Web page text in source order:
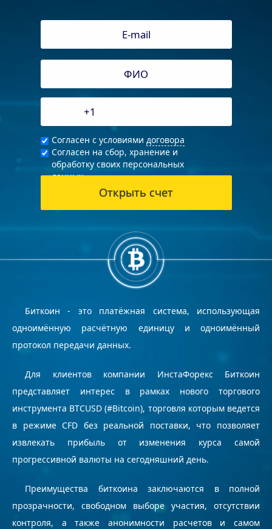
Согласен с условиями договора
Согласен на сбор, хранение и
обработку своих персональных
данных
Биткоин - это платёжная система, использующая
одноимённую расчётную единицу и одноимённый
протокол передачи данных.
Для клиентов компании ИнстаФорекс Биткоин
представляет интерес в рамках нового торгового
инструмента BTCUSD (#Bitcoin), торговля которым ведется
в режиме CFD без реальной поставки, что позволяет
извлекать прибыль от изменения курса самой
прогрессивной валюты на сегодняшний день.
Преимущества биткоина заключаются в полной
прозрачности, свободном выборе участия, отсутствии
контроля, а также анонимности расчетов и самом